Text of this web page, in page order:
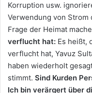
Korruption usw.
Verwendung von
Frage der Heimat
verflucht hat: Es heißt,
verflucht hat, Yavuz
haben wiederholt
stimmt. Sind Kurden
Ich bin verärgert über